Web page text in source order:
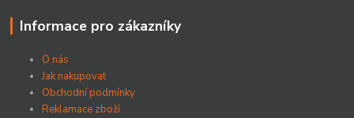
Informace pro zákazníky
O nás
Jak nakupovat
Obchodní podmínky
Reklamace zboží